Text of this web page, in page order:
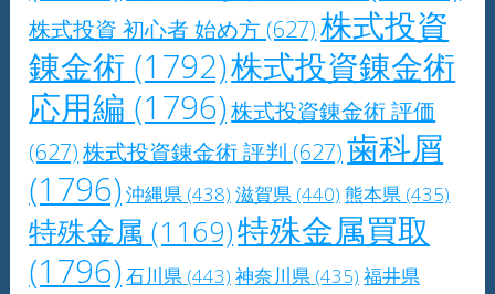
株式投資 初心者 始め方 (627)株式投資
錬金術 (1792)株式投資錬金術
応用編 (1796)株式投資錬金術 評価
(627)株式投資錬金術 評判 (627)歯科屑
(1796)沖縄県 (438) 滋賀県 (440) 熊本県 (435)
特殊金属 (1169)特殊金属買取
(1796)石川県 (443) 神奈川県 (435) 福井県